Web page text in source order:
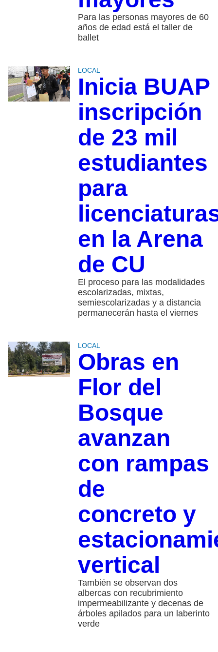
Para las personas mayores de 60
años de edad está el taller de
ballet
LOCAL
Inicia BUAP
inscripción
de 23 mil
estudiantes
para
en la Arena
de CU
El proceso para las modalidades
escolarizadas, mixtas,
semiescolarizadas y a distancia
permanecerán hasta el viernes
LOCAL
Obras en
Flor del
Bosque
avanzan
con rampas
de
concreto y
vertical
También se observan dos
albercas con recubrimiento
impermeabilizante y decenas de
árboles apilados para un laberinto
verde